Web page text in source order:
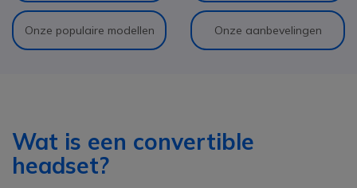
Onze populaire modellen Onze aanbevelingen
Wat is een convertible
headset?